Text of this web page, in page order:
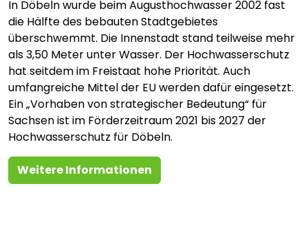
In Döbeln wurde beim Augusthochwasser 2002 fast
die Hälfte des bebauten Stadtgebietes
überschwemmt. Die Innenstadt stand teilweise mehr
als 3,50 Meter unter Wasser. Der Hochwasserschutz
hat seitdem im Freistaat hohe Priorität. Auch
umfangreiche Mittel der EU werden dafür eingesetzt.
Ein „Vorhaben von strategischer Bedeutung“ für
Sachsen ist im Förderzeitraum 2021 bis 2027 der
Hochwasserschutz für Döbeln.
Weitere Informationen